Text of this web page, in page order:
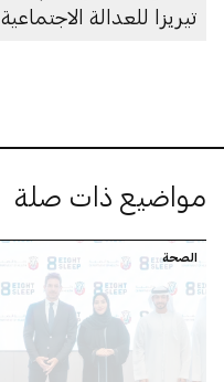
تيريزا للعدالة الاجتماعية
مواضيع ذات صلة
الصحة